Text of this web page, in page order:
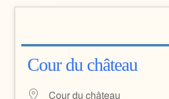
Cour du château
Cour du château